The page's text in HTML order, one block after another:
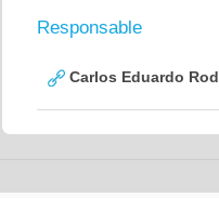
Responsable
Carlos Eduardo